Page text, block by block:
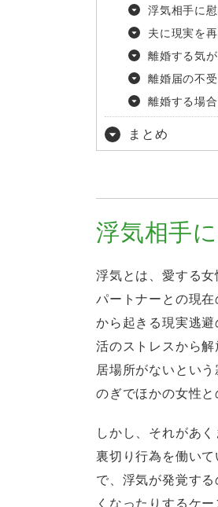
浮気相手に
夫に現実を
離婚する気
離婚届の不
離婚する場
まとめ
浮気相手
浮気とは、愛する
パートナーとの現
から起きる現実逃
活のストレスから
居場所がないとい
のぎでほかの女性
しかし、それがあ
裏切り行為を働い
で、浮気が発覚す
くなったりするケー